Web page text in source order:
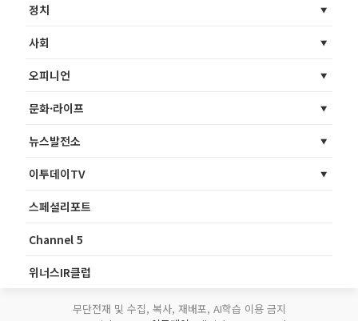
정치
사회
오피니언
문화·라이프
뉴스발전소
이투데이TV
스페셜리포트
Channel 5
위너스IR클럽
무단전재 및 수집, 복사, 재배포, AI학습 이용 금지